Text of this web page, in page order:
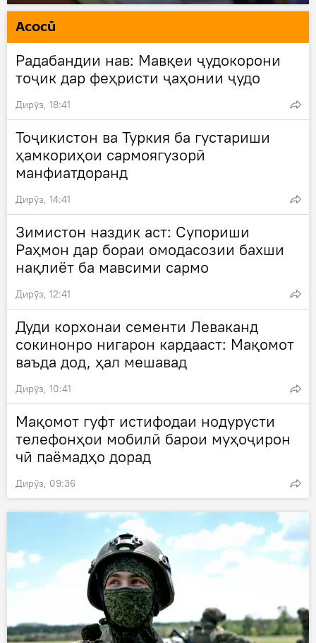
Асосӣ
Радабандии нав: Мавқеи ҷудокорони
тоҷик дар феҳристи ҷаҳонии ҷудо
Дирӯз, 18:41
Тоҷикистон ва Туркия ба густариши
ҳамкориҳои сармоягузорӣ
манфиатдоранд
Дирӯз, 14:41
Зимистон наздик аст: Супориши
Раҳмон дар бораи омодасозии бахши
нақлиёт ба мавсими сармо
Дирӯз, 12:41
Дуди корхонаи сементи Леваканд
сокинонро нигарон кардааст: Мақомот
ваъда дод, ҳал мешавад
Дирӯз, 10:41
Мақомот гуфт истифодаи нодурусти
телефонҳои мобилӣ барои муҳоҷирон
чӣ паёмадҳо дорад
Дирӯз, 09:36